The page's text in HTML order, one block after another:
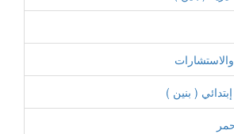
( بنين )